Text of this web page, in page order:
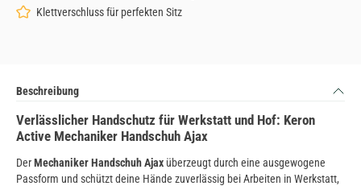
Klettverschluss für perfekten Sitz
Beschreibung
Verlässlicher Handschutz für Werkstatt und Hof: Keron
Active Mechaniker Handschuh Ajax
DerMechaniker Handschuh Ajax überzeugt durch eine ausgewogene
Passform und schützt deine Hände zuverlässig bei Arbeiten in Werkstatt,